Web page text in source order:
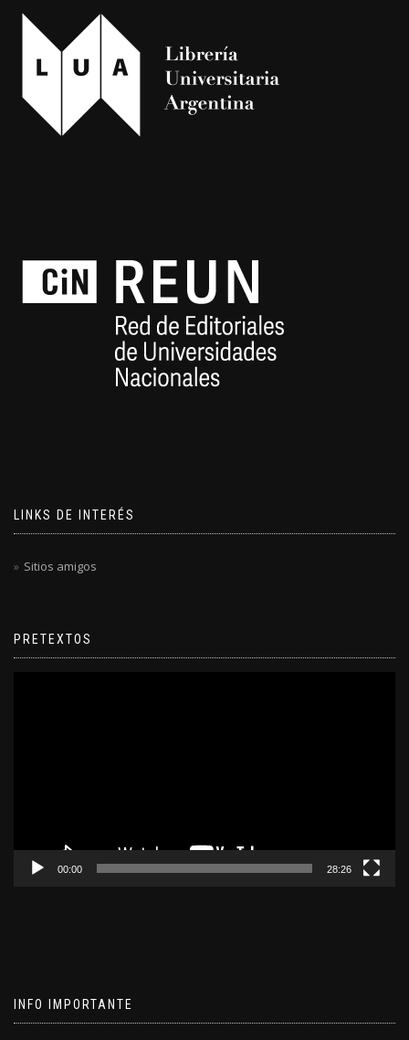
LINKS DE INTERÉS
Sitios amigos
PRETEXTOS
00:00 28:26
INFO IMPORTANTE